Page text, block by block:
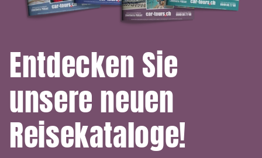
Entdecken Sie
unsere neuen
Reisekataloge!